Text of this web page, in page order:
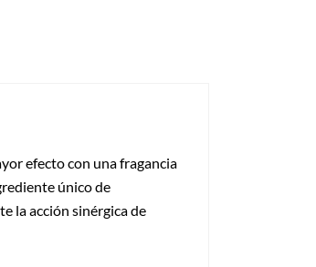
efecto con una fragancia
único de
la acción sinérgica de